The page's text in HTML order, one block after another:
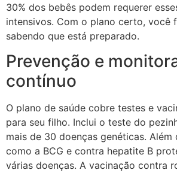
30% dos bebês podem requerer
intensivos. Com o plano certo, você
sabendo que está preparado.
Prevenção e
contínuo
O plano de saúde cobre testes e
para seu filho. Inclui o teste do
mais de 30 doenças genéticas. Além
como a BCG e contra hepatite B
várias doenças. A vacinação contra